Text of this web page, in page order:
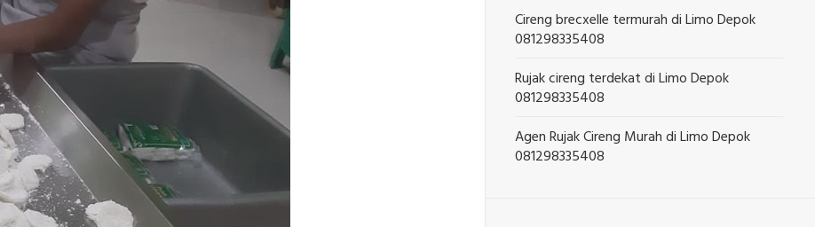
Cireng brecxelle termurah di Limo Depok
081298335408
Rujak cireng terdekat di Limo Depok
081298335408
Agen Rujak Cireng Murah di Limo Depok
081298335408